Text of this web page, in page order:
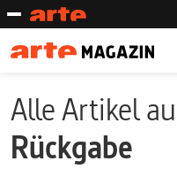
Alle Artikel
Rückgabe